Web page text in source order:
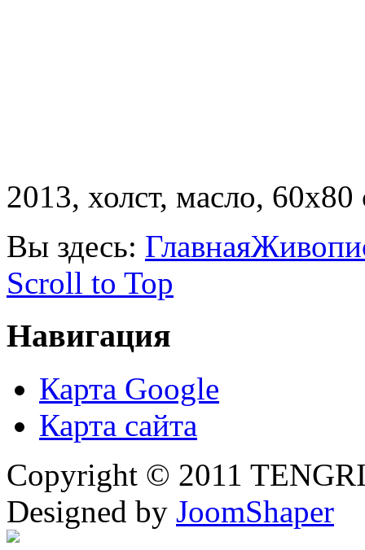
2013, холст, масло, 60х80
Вы здесь: Главная
Scroll to Top
Навигация
Карта Google
Карта сайта
Copyright © 2011
Designed by JoomShaper